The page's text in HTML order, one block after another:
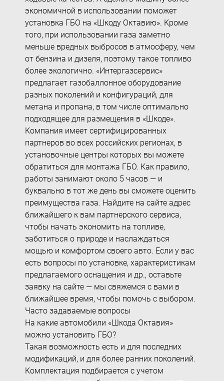
экономичной в использовании поможет
установка ГБО на «Шкоду Октавию». Кроме
того, при использовании газа заметно
меньше вредных выбросов в атмосферу, чем
от бензина и дизеля, поэтому такое топливо
более экологично. «Интергазсервис»
предлагает газобаллонное оборудование
разных поколений и конфигураций, для
метана и пропана, в том числе оптимально
подходящее для размещения в «Шкоде».
Компания имеет сертифицированных
партнеров во всех российских регионах, в
установочные центры которых вы можете
обратиться для монтажа ГБО. Как правило,
работы занимают около 5 часов — и
буквально в тот же день вы сможете оценить
преимущества газа. Найдите на сайте адрес
ближайшего к вам партнерского сервиса,
чтобы начать экономить на топливе,
заботиться о природе и наслаждаться
мощью и комфортом своего авто. Если у вас
есть вопросы по установке, характеристикам
предлагаемого оснащения и др., оставьте
заявку на сайте — мы свяжемся с вами в
ближайшее время, чтобы помочь с выбором.
Часто задаваемые вопросы
На какие автомобили «Шкода Октавия»
можно установить ГБО?
Такая возможность есть и для последних
модификаций, и для более ранних поколений.
Комплектация подбирается с учетом